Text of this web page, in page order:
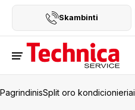
Skambinti
PagrindinisSplit oro kondicionieriai